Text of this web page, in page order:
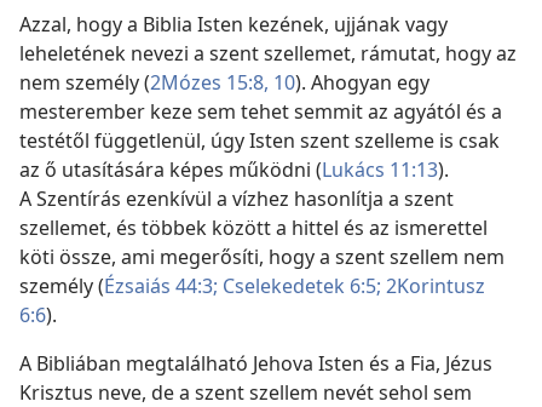
Azzal, hogy a Biblia Isten kezének, ujjának vagy
leheletének nevezi a szent szellemet, rámutat, hogy az
nem személy (2Mózes 15:8, 10). Ahogyan egy
mesterember keze sem tehet semmit az agyától és a
testétől függetlenül, úgy Isten szent szelleme is csak
az ő utasítására képes működni (Lukács 11:13).
A Szentírás ezenkívül a vízhez hasonlítja a szent
szellemet, és többek között a hittel és az ismerettel
köti össze, ami megerősíti, hogy a szent szellem nem
személy (Ézsaiás 44:3; Cselekedetek 6:5; 2Korintusz
6:6).
A Bibliában megtalálható Jehova Isten és a Fia, Jézus
Krisztus neve, de a szent szellem nevét sehol sem